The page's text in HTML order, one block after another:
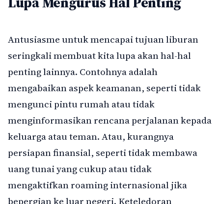
Antusiasme untuk mencapai tujuan liburan
seringkali membuat kita lupa akan hal-hal
penting lainnya. Contohnya adalah
mengabaikan aspek keamanan, seperti tidak
mengunci pintu rumah atau tidak
menginformasikan rencana perjalanan kepada
keluarga atau teman. Atau, kurangnya
persiapan finansial, seperti tidak membawa
uang tunai yang cukup atau tidak
mengaktifkan roaming internasional jika
bepergian ke luar negeri. Keteledoran